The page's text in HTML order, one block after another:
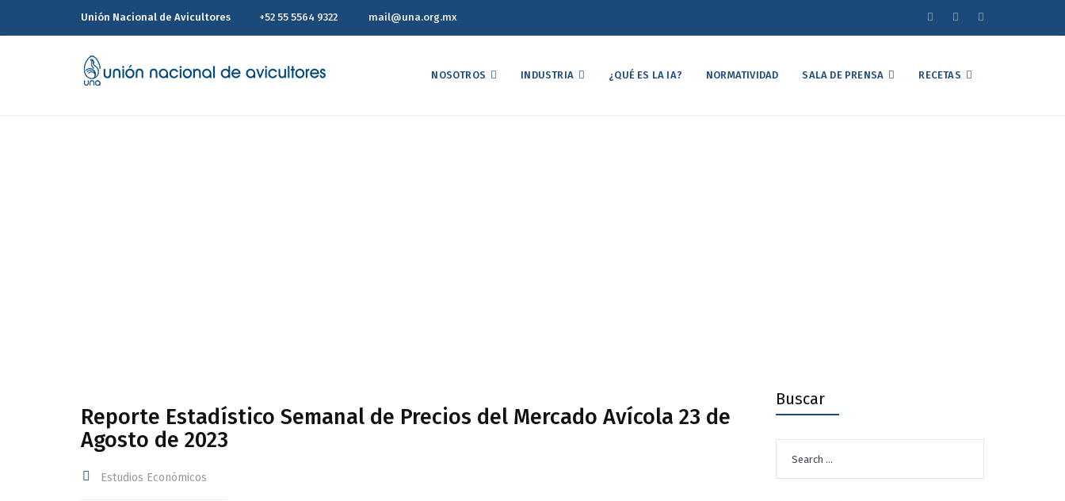
Unión Nacional de Avicultores +52 55 5564 9322 mail@una.org.mx
NOSOTROS INDUSTRIA ¿QUÉ ES LA IA? NORMATIVIDAD SALA DE PRENSA RECETAS
Reporte Estadístico Semanal de Precios del Mercado Avícola 23 de
Agosto de 2023
Estudios Económicos
Buscar
for: